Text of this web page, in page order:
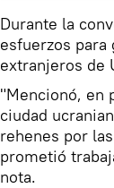
Durante la
esfuerzos para
extranjeros de
"Mencionó, en
ciudad
rehenes por
prometió
nota.